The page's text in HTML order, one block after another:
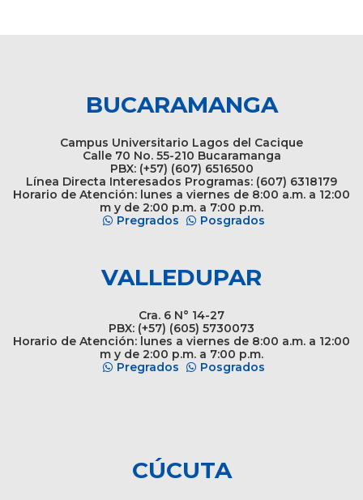
BUCARAMANGA
Campus Universitario Lagos del Cacique
Calle 70 No. 55-210 Bucaramanga
PBX: (+57) (607) 6516500
Línea Directa Interesados Programas: (607) 6318179
Horario de Atención: lunes a viernes de 8:00 a.m. a 12:00
m y de 2:00 p.m. a 7:00 p.m.
Pregrados
Posgrados
VALLEDUPAR
Cra. 6 N° 14-27
PBX: (+57) (605) 5730073
Horario de Atención: lunes a viernes de 8:00 a.m. a 12:00
m y de 2:00 p.m. a 7:00 p.m.
Pregrados
Posgrados
CÚCUTA